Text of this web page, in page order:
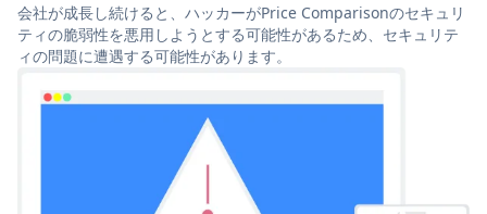
会社が成長し続けると、ハッカーがPrice Comparisonのセキュリ
ティの脆弱性を悪用しようとする可能性があるため、セキュリテ
ィの問題に遭遇する可能性があります。